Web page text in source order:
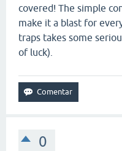
covered! The simple
make it a blast for
traps takes some
of luck).
0